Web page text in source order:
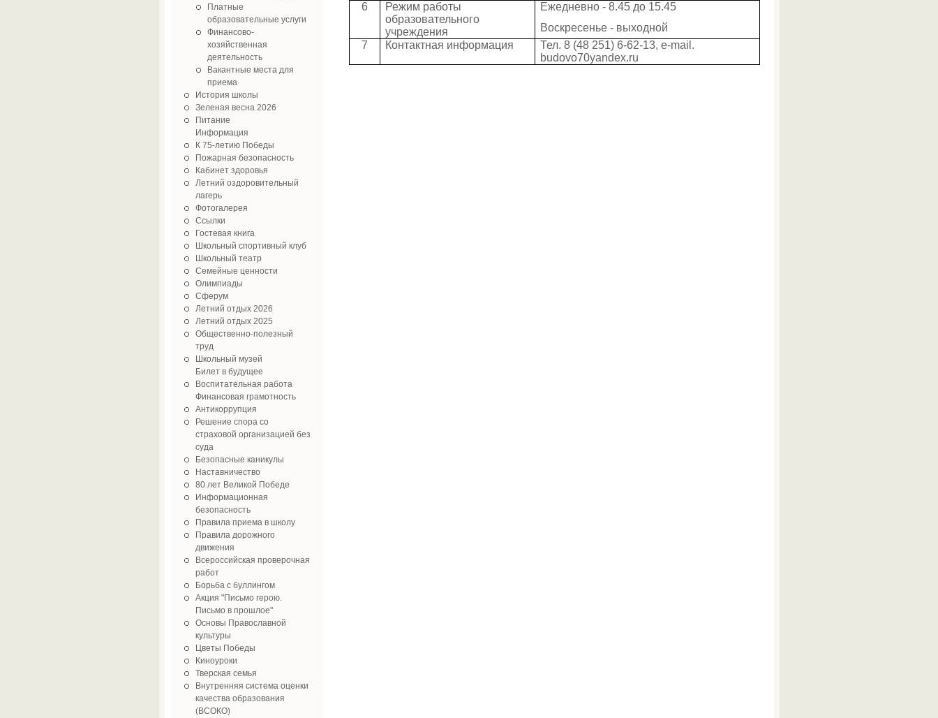
Платные
образовательные услуги
Финансово-
хозяйственная
деятельность
Вакантные места для
приема
История школы
Зеленая весна 2026
Питание
Информация
К 75-летию Победы
Пожарная безопасность
Кабинет здоровья
Летний оздоровительный
лагерь
Фотогалерея
Ссылки
Гостевая книга
Школьный спортивный клуб
Школьный театр
Семейные ценности
Олимпиады
Cферум
Летний отдых 2026
Летний отдых 2025
Общественно-полезный
труд
Школьный музей
Билет в будущее
Воспитательная работа
Финансовая грамотность
Антикоррупция
Решение спора со
страховой организацией без
суда
Безопасные каникулы
Наставничество
80 лет Великой Победе
Информационная
безопасность
Правила приема в школу
Правила дорожного
движения
Всероссийская проверочная
работ
Борьба с буллингом
Акция "Письмо герою.
Письмо в прошлое"
Основы Православной
культуры
Цветы Победы
Киноуроки
Тверская семья
Внутренняя система оценки
качества образования
(ВСОКО)
6
Режим работы
образовательного
учреждения
Ежедневно - 8.45 до 15.45
Воскресенье - выходной
7
Контактная информация Тел. 8 (48 251) 6-62-13, e-mail.
budovo70yandex.ru